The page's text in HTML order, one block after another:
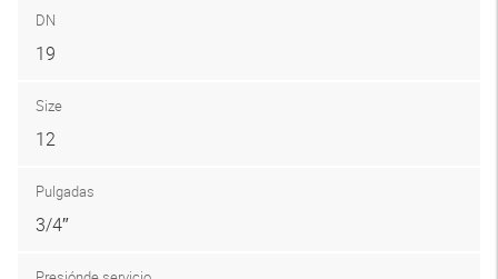
DN
19
Size
12
Pulgadas
3/4″